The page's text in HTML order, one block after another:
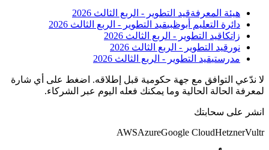
هيئة المعرفةقيد التطوير - الربع الثالث 2026
دائرة التعليم أبوظبيقيد التطوير - الربع الثالث 2026
زاتكاقيد التطوير - الربع الثالث 2026
نور قيد التطوير - الربع الثالث 2026
مدرستيقيد التطوير - الربع الثالث 2026
لا ندّعي التوافق مع جهة حكومية قبل إطلاقه. اضغط على أي شارة
لمعرفة الحالة الحالية وما يمكنك فعله اليوم عبر الشركاء.
انشر على سحابتك
AWSAzureGoogle CloudHetznerVultr